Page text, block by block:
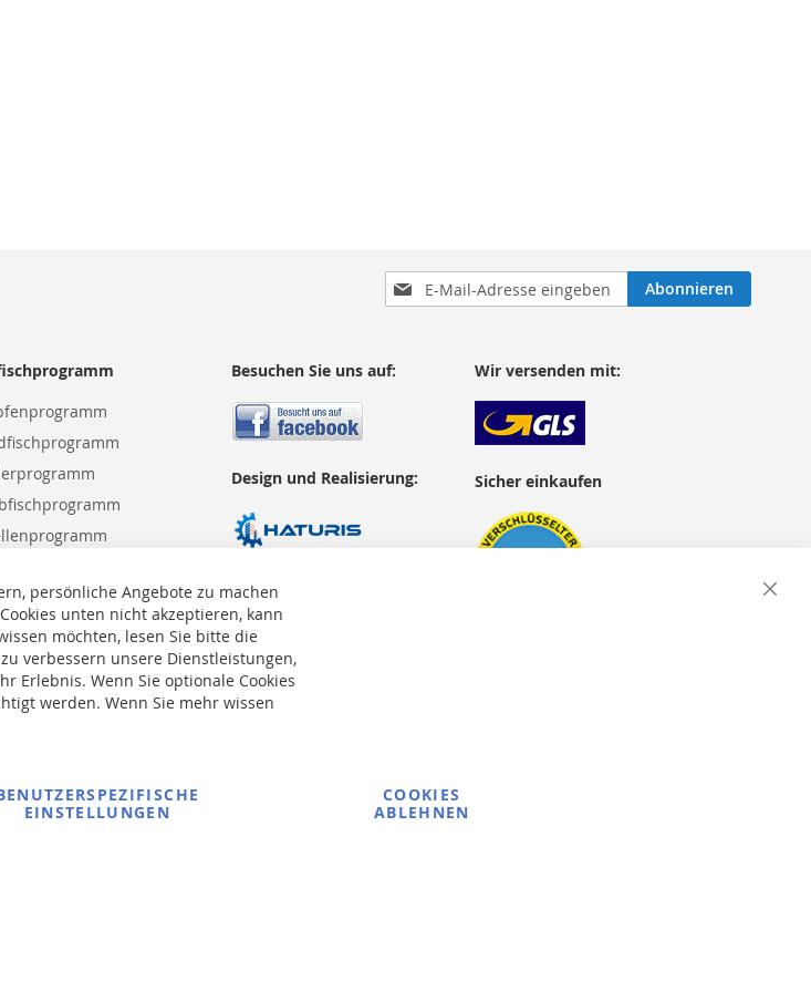
Anmeldung
zum
Abonnieren
Besuchen Sie uns auf:
Design und Realisierung:
Wir versenden mit:
Sicher einkaufen
Close
persönliche Angebote zu machen
unten nicht akzeptieren, kann
möchten, lesen Sie bitte die
verbessern unsere Dienstleistungen,
Erlebnis. Wenn Sie optionale Cookies
werden. Wenn Sie mehr wissen
EINSTELLUNGEN
COOKIES
ABLEHNEN